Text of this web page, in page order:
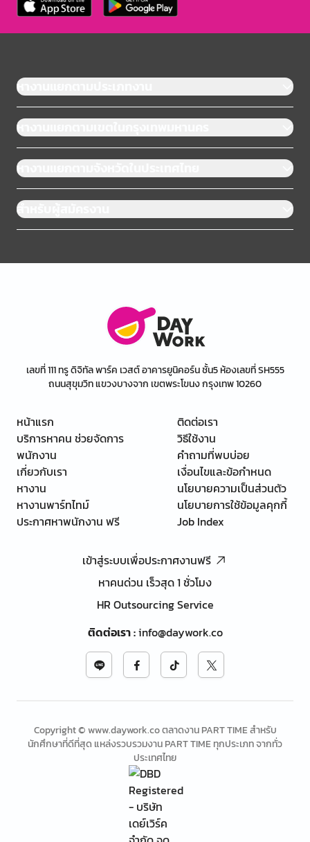
หางานแยกตามประเภทงาน
หางานแยกตามเขตในกรุงเทพมหานคร
หางานแยกตามจังหวัดในประเทศไทย
สำหรับผู้สมัครงาน
เลขที่ 111 ทรู ดิจิทัล พาร์ค เวสต์ อาคารยูนิคอร์น ชั้น5 ห้องเลขที่ SH555
ถนนสุขุมวิท แขวงบางจาก เขตพระโขนง กรุงเทพ 10260
หน้าแรก
บริการหาคน ช่วยจัดการ
พนักงาน
เกี่ยวกับเรา
หางาน
หางานพาร์ทไทม์
ประกาศหาพนักงาน ฟรี
ติดต่อเรา
วิธีใช้งาน
คำถามที่พบบ่อย
เงื่อนไขและข้อกำหนด
นโยบายความเป็นส่วนตัว
นโยบายการใช้ข้อมูลคุกกี้
Job Index
เข้าสู่ระบบเพื่อประกาศงานฟรี
หาคนด่วน เร็วสุด 1 ชั่วโมง
HR Outsourcing Service
ติดต่อเรา:info@daywork.co
Copyright © www.daywork.co ตลาดงาน PART TIME สำหรับ
นักศึกษาที่ดีที่สุด แหล่งรวบรวมงาน PART TIME ทุกประเภท จากทั่ว
ประเทศไทย